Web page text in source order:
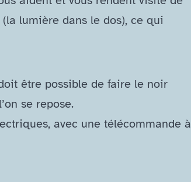
(la lumière dans le dos), ce qui
être possible de faire le noir
se repose.
avec une télécommande à